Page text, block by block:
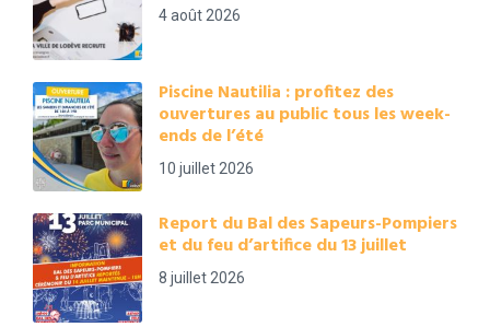
4 août 2026
Piscine Nautilia : profitez des
ouvertures au public tous les week-
ends de l’été
10 juillet 2026
Report du Bal des Sapeurs-Pompiers
et du feu d’artifice du 13 juillet
8 juillet 2026